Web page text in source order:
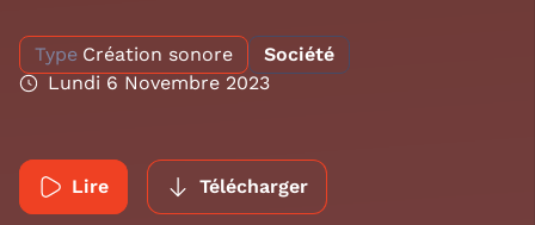
Type Création sonore
Société
Lundi 6 Novembre 2023
Lire Télécharger